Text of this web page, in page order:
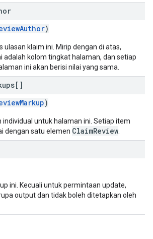
)
ulasan klaim ini. Mirip dengan di atas,
adalah kolom tingkat halaman, dan setiap
ini akan berisi nilai yang sama.
)
individual untuk halaman ini. Setiap item
dengan satu elemen ClaimReview
ini. Kecuali untuk permintaan update,
output dan tidak boleh ditetapkan oleh